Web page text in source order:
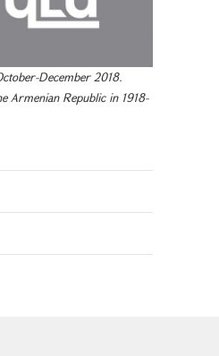
December 2018.
Armenian Republic in 1918-